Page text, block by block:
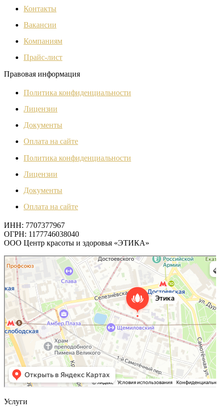
Контакты
Вакансии
Компаниям
Прайс-лист
Правовая информация
Политика конфиденциальности
Лицензии
Документы
Оплата на сайте
Политика конфиденциальности
Лицензии
Документы
Оплата на сайте
ИНН: 7707377967
ОГРН: 1177746038040
ООО Центр красоты и здоровья «ЭТИКА»
Этика
Косметология в Москве
Эпиляция в Москве
Услуги